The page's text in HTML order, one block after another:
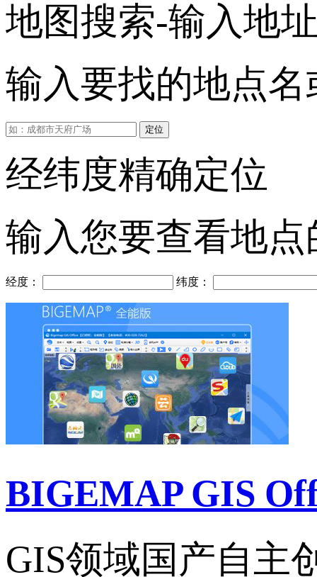
地图搜索-输入地
输入要找的地点
定位
经纬度精确定位
输入您要查看地
经度： 纬度：
BIGEMAP GIS
GIS领域国产自主